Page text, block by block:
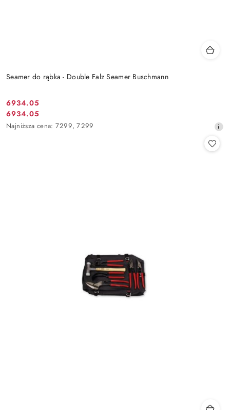
Seamer do rąbka - Double Falz Seamer Buschmann
Cena
promocyjna:
6934.05
Cena
promocyjna:
6934.05
Najniższa
Najniższa cena: 7299, 7299